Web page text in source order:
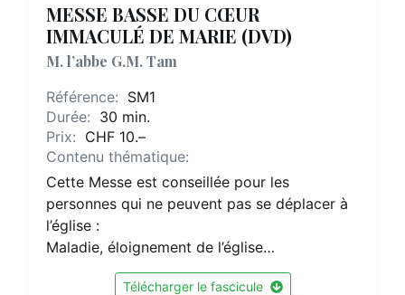
MESSE BASSE DU CŒUR
IMMACULÉ DE MARIE (DVD)
M. l’abbe G.M. Tam
Référence: SM1
Durée: 30 min.
Prix: CHF 10.–
Contenu thématique:
Cette Messe est conseillée pour les
personnes qui ne peuvent pas se déplacer à
l’église :
Maladie, éloignement de l’église…
Télécharger le fascicule